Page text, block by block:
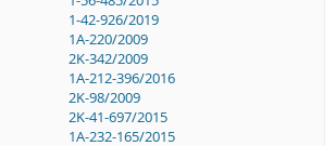
1-42-926/2019
1A-220/2009
2K-342/2009
1A-212-396/2016
2K-98/2009
2K-41-697/2015
1A-232-165/2015